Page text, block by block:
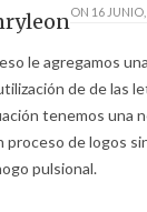
ON 16
le agregamos
de de las
tenemos una
proceso de logos
pulsional.